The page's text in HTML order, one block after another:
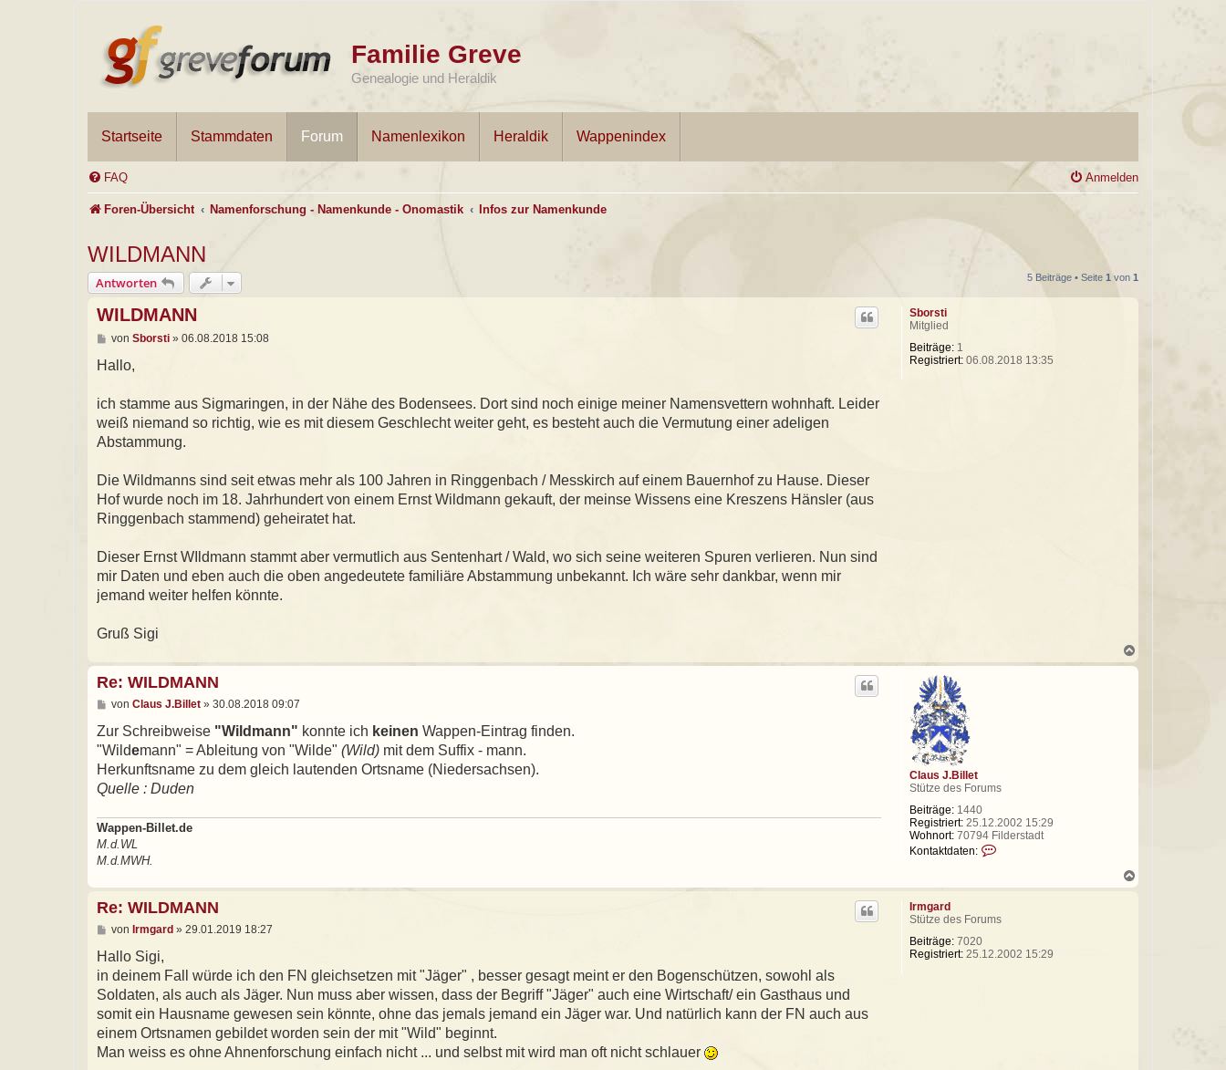
Familie Greve
Genealogie und Heraldik
Startseite Stammdaten Forum Namenlexikon Heraldik Wappenindex
FAQ Anmelden
Foren-Übersicht Namenforschung - Namenkunde - Onomastik Infos zur Namenkunde
WILDMANN
Antworten 5 Beiträge • Seite 1 von 1
Sborsti
Mitglied
Beiträge:1
Registriert:06.08.2018 13:35
WILDMANN
B
i
a
von Sborsti» 06.08.2018 15:08
Hallo,
ich stamme aus Sigmaringen, in der Nähe des Bodensees. Dort sind noch einige meiner Namensvettern wohnhaft. Leider
weiß niemand so richtig, wie es mit diesem Geschlecht weiter geht, es besteht auch die Vermutung einer adeligen
Abstammung.
Die Wildmanns sind seit etwas mehr als 100 Jahren in Ringgenbach / Messkirch auf einem Bauernhof zu Hause. Dieser
Hof wurde noch im 18. Jahrhundert von einem Ernst Wildmann gekauft, der meinse Wissens eine Kreszens Hänsler (aus
Ringgenbach stammend) geheiratet hat.
Dieser Ernst WIldmann stammt aber vermutlich aus Sentenhart / Wald, wo sich seine weiteren Spuren verlieren. Nun sind
mir Daten und eben auch die oben angedeutete familiäre Abstammung unbekannt. Ich wäre sehr dankbar, wenn mir
jemand weiter helfen könnte.
Gruß Sigi
Claus J.Billet
Stütze des Forums
Beiträge:1440
Registriert:25.12.2002 15:29
Wohnort:70794 Filderstadt
Kontaktdaten:
t
t
a
Re: WILDMANN
B
i
r
a
von Claus J.Billet» 30.08.2018 09:07
Zur Schreibweise "Wildmann" konnte ich keinen Wappen-Eintrag finden.
"Wildemann" = Ableitung von "Wilde" (Wild) mit dem Suffix - mann.
Herkunftsname zu dem gleich lautenden Ortsname (Niedersachsen).
Quelle : Duden
Wappen-Billet.de
M.d.WL
M.d.MWH.
Irmgard
Stütze des Forums
Beiträge:7020
Registriert:25.12.2002 15:29
Re: WILDMANN
B
i
r
a
von Irmgard» 29.01.2019 18:27
Hallo Sigi,
in deinem Fall würde ich den FN gleichsetzen mit "Jäger" , besser gesagt meint er den Bogenschützen, sowohl als
Soldaten, als auch als Jäger. Nun muss aber wissen, dass der Begriff "Jäger" auch eine Wirtschaft/ ein Gasthaus und
somit ein Hausname gewesen sein könnte, ohne das jemals jemand ein Jäger war. Und natürlich kann der FN auch aus
einem Ortsnamen gebildet worden sein der mit "Wild" beginnt.
Man weiss es ohne Ahnenforschung einfach nicht ... und selbst mit wird man oft nicht schlauer